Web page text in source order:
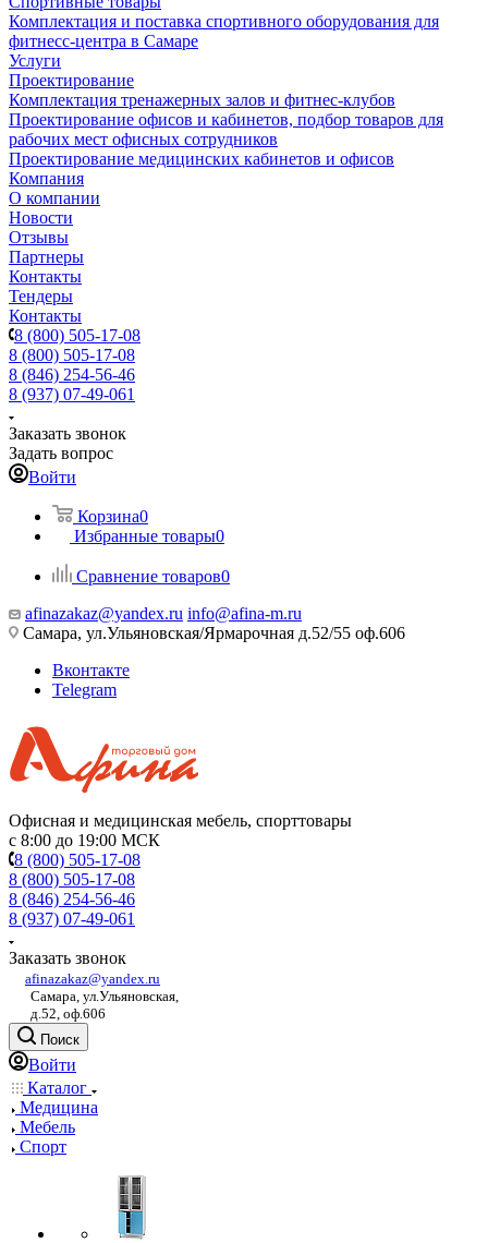
Комплектация и поставка спортивного оборудования для
фитнесс-центра в Самаре
Услуги
Проектирование
Комплектация тренажерных залов и фитнес-клубов
Проектирование офисов и кабинетов, подбор товаров для
рабочих мест офисных сотрудников
Проектирование медицинских кабинетов и офисов
Компания
О компании
Новости
Отзывы
Партнеры
Контакты
Тендеры
Контакты
8 (800) 505-17-08
8 (800) 505-17-08
8 (846) 254-56-46
8 (937) 07-49-061
Заказать звонок
Задать вопрос
Войти
Корзина0
Избранные товары0
Сравнение товаров0
afinazakaz@yandex.ru info@afina-m.ru
Самара, ул.Ульяновская/Ярмарочная д.52/55 оф.606
Вконтакте
Telegram
Офисная и медицинская мебель, спорттовары
с 8:00 до 19:00 МСК
8 (800) 505-17-08
8 (800) 505-17-08
8 (846) 254-56-46
8 (937) 07-49-061
Заказать звонок
afinazakaz@yandex.ru
Самара, ул.Ульяновская,
д.52, оф.606
Поиск
Войти
Каталог
Медицина
Мебель
Спорт